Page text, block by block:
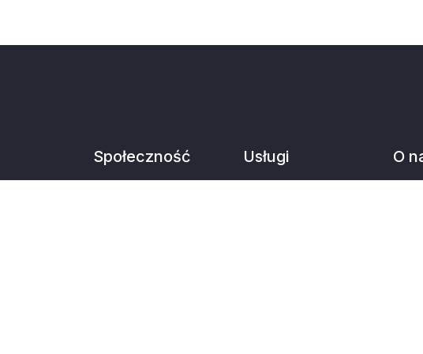
Społeczność
Samouczki
Usługi
Hosting Odoo.sh
O